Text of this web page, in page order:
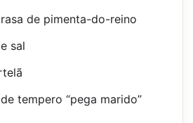
de pimenta-do-reino
sal
tempero “pega marido”